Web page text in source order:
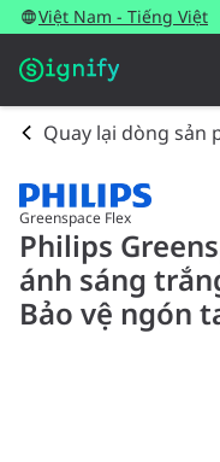
Việt Nam - Tiếng Việt
Quay lại dòng sản
Greenspace Flex
Philips
ánh sáng
Bảo vệ ngón